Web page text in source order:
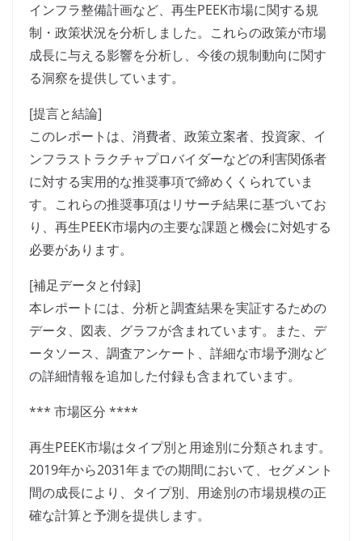
インフラ整備計画など、再生PEEK市場に関する規
制・政策状況を分析しました。これらの政策が市場
成長に与える影響を分析し、今後の規制動向に関す
る洞察を提供しています。
[提言と結論]
このレポートは、消費者、政策立案者、投資家、イ
ンフラストラクチャプロバイダーなどの利害関係者
に対する実用的な推奨事項で締めくくられていま
す。これらの推奨事項はリサーチ結果に基づいてお
り、再生PEEK市場内の主要な課題と機会に対処する
必要があります。
[補足データと付録]
本レポートには、分析と調査結果を実証するための
データ、図表、グラフが含まれています。また、デ
ータソース、調査アンケート、詳細な市場予測など
の詳細情報を追加した付録も含まれています。
*** 市場区分 ****
再生PEEK市場はタイプ別と用途別に分類されます。
2019年から2031年までの期間において、セグメント
間の成長により、タイプ別、用途別の市場規模の正
確な計算と予測を提供します。